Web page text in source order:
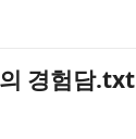
경험담.txt